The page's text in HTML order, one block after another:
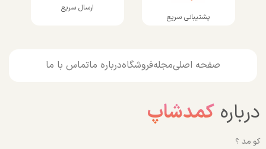
پشتیبانی سریع
ارسال سریع
صفحه اصلیمجلهفروشگاهدرباره ماتماس با ما
درباره کمدشاپ
کو مد ؟